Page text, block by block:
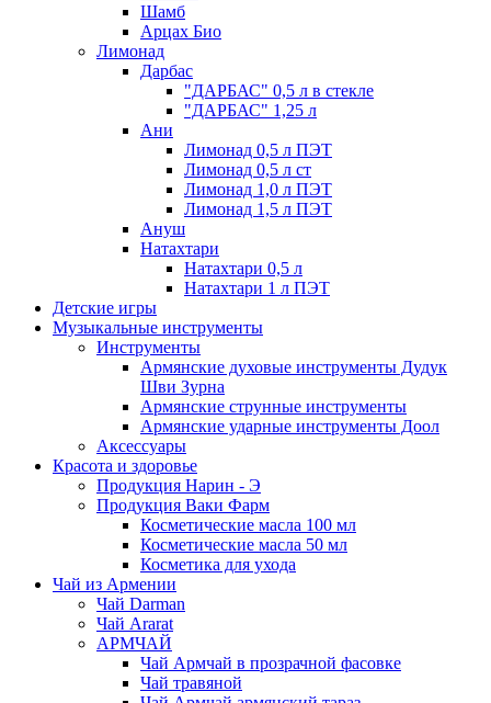
Шамб
Арцах Био
Лимонад
Дарбас
"ДАРБАС" 0,5 л в стекле
"ДАРБАС" 1,25 л
Ани
Лимонад 0,5 л ПЭТ
Лимонад 0,5 л ст
Лимонад 1,0 л ПЭТ
Лимонад 1,5 л ПЭТ
Ануш
Натахтари
Натахтари 0,5 л
Натахтари 1 л ПЭТ
Детские игры
Музыкальные инструменты
Инструменты
Армянские духовые инструменты Дудук
Шви Зурна
Армянские струнные инструменты
Армянские ударные инструменты Доол
Аксессуары
Красота и здоровье
Продукция Нарин - Э
Продукция Ваки Фарм
Косметические масла 100 мл
Косметические масла 50 мл
Косметика для ухода
Чай из Армении
Чай Darman
Чай Ararat
АРМЧАЙ
Чай Армчай в прозрачной фасовке
Чай травяной